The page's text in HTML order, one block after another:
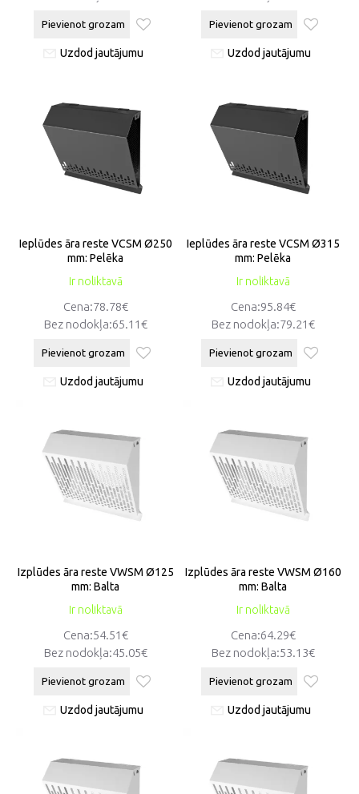
Pievienot grozam
Uzdod jautājumu
Pievienot grozam
Uzdod jautājumu
Ir noliktavā
Ieplūdes āra reste VCSM Ø250
mm: Pelēka
Cena:78.78€
Bez nodokļa:65.11€
Pievienot grozam
Uzdod jautājumu
Ir noliktavā
Ieplūdes āra reste VCSM Ø315
mm: Pelēka
Cena:95.84€
Bez nodokļa:79.21€
Pievienot grozam
Uzdod jautājumu
Ir noliktavā
Izplūdes āra reste VWSM Ø125
mm: Balta
Cena:54.51€
Bez nodokļa:45.05€
Pievienot grozam
Uzdod jautājumu
Ir noliktavā
Izplūdes āra reste VWSM Ø160
mm: Balta
Cena:64.29€
Bez nodokļa:53.13€
Pievienot grozam
Uzdod jautājumu